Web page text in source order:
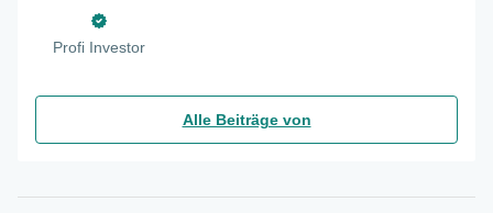
Profi Investor
Alle Beiträge von